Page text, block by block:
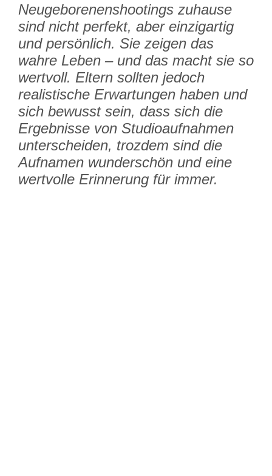
Neugeborenenshootings zuhause
sind nicht perfekt, aber einzigartig
und persönlich. Sie zeigen das
wahre Leben – und das macht sie so
wertvoll. Eltern sollten jedoch
realistische Erwartungen haben und
sich bewusst sein, dass sich die
Ergebnisse von Studioaufnahmen
unterscheiden, trozdem sind die
Aufnamen wunderschön und eine
wertvolle Erinnerung für immer.